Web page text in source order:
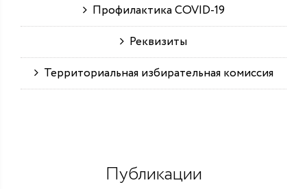
Профилактика COVID-19
Реквизиты
Территориальная избирательная комиссия
Публикации